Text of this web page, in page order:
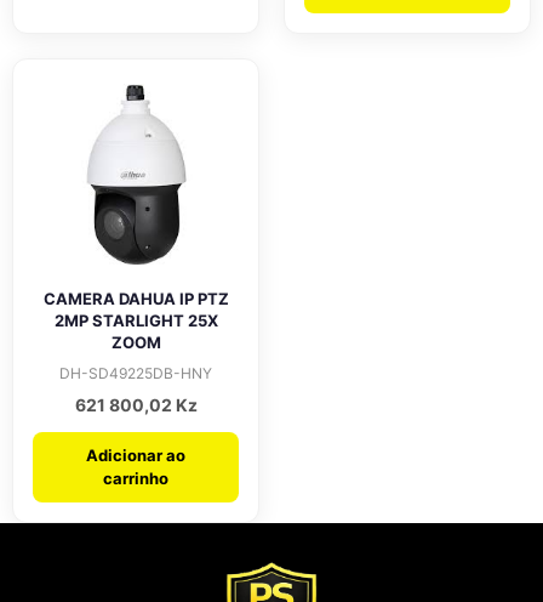
CAMERA DAHUA IP PTZ
2MP STARLIGHT 25X
ZOOM
DH-SD49225DB-HNY
621 800,02 Kz
Adicionar ao
carrinho